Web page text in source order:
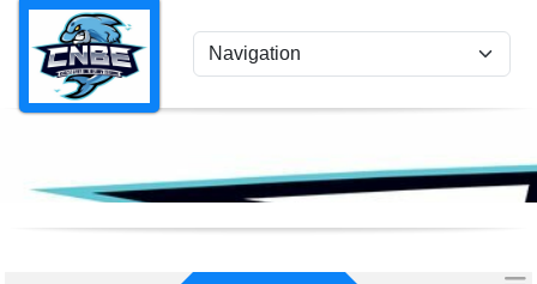
Panneau de gestion des cookies